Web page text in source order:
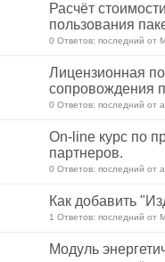
Расчёт
пользования
0 Ответов: последний от
Лицензионная
сопровождения
0 Ответов: последний от
On-line курс по
партнеров.
0 Ответов: последний от
Как добавить
1 Ответов: последний от
Модуль